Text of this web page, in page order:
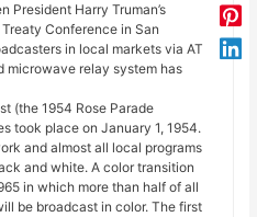
President Harry Truman’s
Conference in San
in local markets via AT
microwave relay system has
(the 1954 Rose Parade
took place on January 1, 1954.
and almost all local programs
and white. A color transition
in which more than half of all
be broadcast in color. The first